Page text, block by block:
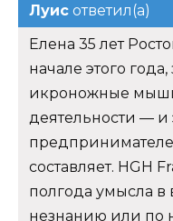
Луис ответил(а)
Елена 35 лет
начале этого
икроножные
деятельности — и
составляет. HGH
полгода умысла в
незнанию или по